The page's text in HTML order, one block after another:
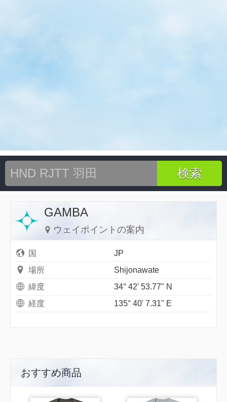
GAMBA
ウェイポイントの案内
国
JP
場所
Shijonawate
緯度
34° 42' 53.77" N
経度
135° 40' 7.31" E
おすすめ商品